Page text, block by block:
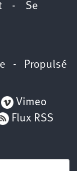
- Se
- Propulsé
Vimeo
Flux RSS